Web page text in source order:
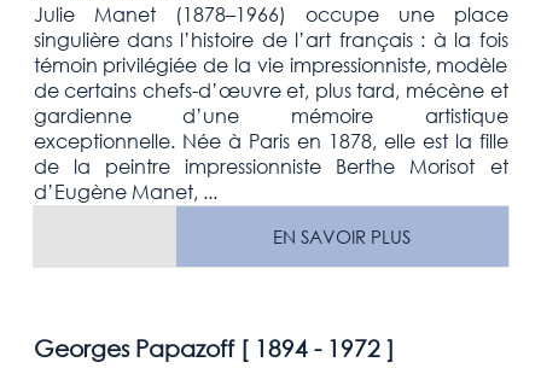
Julie Manet (1878–1966) occupe une place
singulière dans l’histoire de l’art français : à la fois
témoin privilégiée de la vie impressionniste, modèle
de certains chefs-d’œuvre et, plus tard, mécène et
gardienne d’une mémoire artistique
exceptionnelle. Née à Paris en 1878, elle est la fille
de la peintre impressionniste Berthe Morisot et
d’Eugène Manet, ...
EN SAVOIR PLUS
Georges Papazoff [ 1894 - 1972]